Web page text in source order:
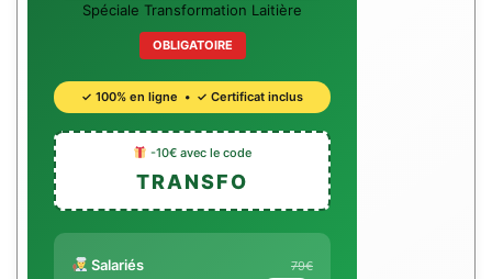
Spéciale Transformation Laitière
OBLIGATOIRE
✓ 100% en ligne • ✓ Certificat inclus
-10€ avec le code
TRANSFO
Salariés 79€